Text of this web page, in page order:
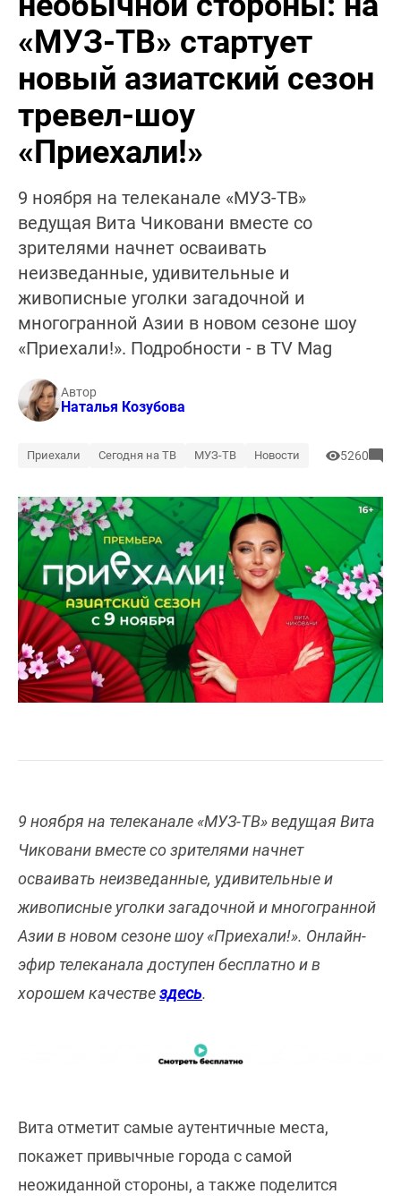
«МУЗ-ТВ» стартует
новый азиатский сезон
тревел-шоу
«Приехали!»
9 ноября на телеканале «МУЗ-ТВ»
ведущая Вита Чиковани вместе со
зрителями начнет осваивать
неизведанные, удивительные и
живописные уголки загадочной и
многогранной Азии в новом сезоне шоу
«Приехали!». Подробности - в TV Mag
Автор
Наталья Козубова
Приехали Сегодня на ТВ МУЗ-ТВ Новости 5260
9 ноября на телеканале «МУЗ-ТВ» ведущая Вита
Чиковани вместе со зрителями начнет
осваивать неизведанные, удивительные и
живописные уголки загадочной и многогранной
Азии в новом сезоне шоу «Приехали!». Онлайн-
эфир телеканала доступен бесплатно и в
хорошем качествездесь.
Вита отметит самые аутентичные места,
покажет привычные города с самой
неожиданной стороны, а также поделится